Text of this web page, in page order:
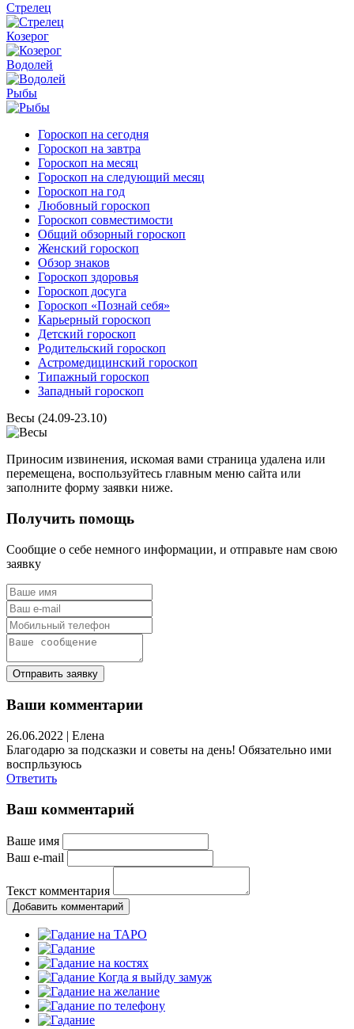
Стрелец
Козерог
Водолей
Рыбы
Гороскоп на сегодня
Гороскоп на завтра
Гороскоп на месяц
Гороскоп на следующий месяц
Гороскоп на год
Любовный гороскоп
Гороскоп совместимости
Общий обзорный гороскоп
Женский гороскоп
Обзор знаков
Гороскоп здоровья
Гороскоп досуга
Гороскоп «Познай себя»
Карьерный гороскоп
Детский гороскоп
Родительский гороскоп
Астромедицинский гороскоп
Типажный гороскоп
Западный гороскоп
Весы (24.09-23.10)
Приносим извинения, искомая вами страница удалена или
перемещена, воспользуйтесь главным меню сайта или
заполните форму заявки ниже.
Получить помощь
Сообщие о себе немного информации, и отправьте нам свою
заявку
Отправить заявку
Ваши комментарии
26.06.2022 | Елена
Благодарю за подсказки и советы на день! Обязательно ими
воспрльзуюсь
Ответить
Ваш комментарий
Ваше имя
Ваш e-mail
Текст комментария
Добавить комментарий